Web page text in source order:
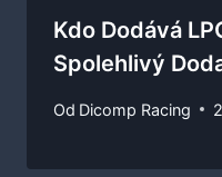
Kdo Dodává
Spolehlivý
Od Dicomp Racing